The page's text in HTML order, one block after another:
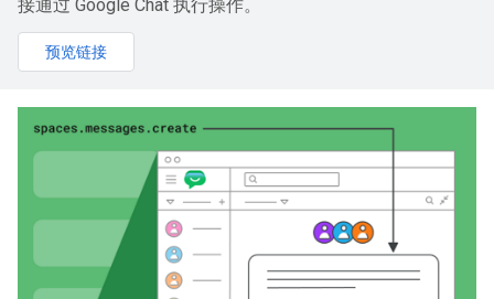
接通过 Google Chat 执行操作。
预览链接